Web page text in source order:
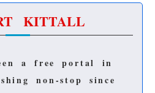
KITTALL
a free portal in
non-stop since